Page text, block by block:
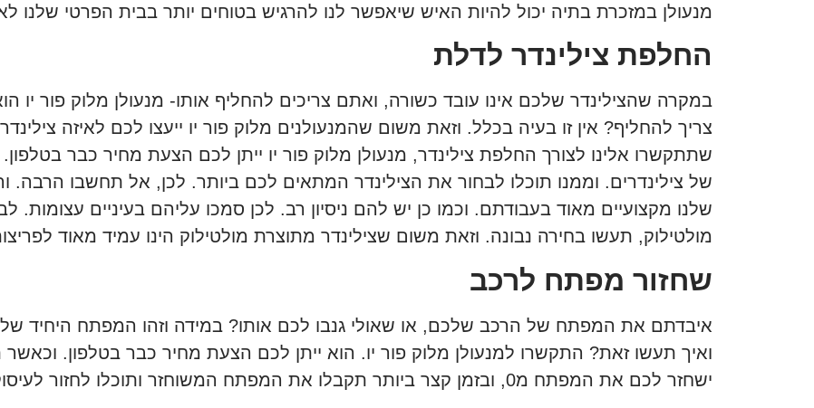
מנעולן במזכרת בתיה יכול להיות האיש שיאפשר לנו להרגיש בטוחים יותר בבית הפרטי שלנו
החלפת צילינדר לדלת
במקרה שהצילינדר שלכם אינו עובד כשורה, ואתם צריכים להחליף אותו- מנעולן מלוק פור יו
צריך להחליף? אין זו בעיה בכלל. וזאת משום שהמנעולנים מלוק פור יו ייעצו לכם לאיזה
שתתקשרו אלינו לצורך החלפת צילינדר, מנעולן מלוק פור יו ייתן לכם הצעת מחיר כבר
של צילינדרים. וממנו תוכלו לבחור את הצילינדר המתאים לכם ביותר. לכן, אל תחשבו הרבה.
שלנו מקצועיים מאוד בעבודתם. וכמו כן יש להם ניסיון רב. לכן סמכו עליהם בעיניים עצומות.
מולטילוק, תעשו בחירה נבונה. וזאת משום שצילינדר מתוצרת מולטילוק הינו עמיד מאוד
שחזור מפתח לרכב
איבדתם את המפתח של הרכב שלכם, או שאולי גנבו לכם אותו? במידה וזהו המפתח היחיד
ואיך תעשו זאת? התקשרו למנעולן מלוק פור יו. הוא ייתן לכם הצעת מחיר כבר בטלפון. וכאשר
ישחזר לכם את המפתח מ0, ובזמן קצר ביותר תקבלו את המפתח המשוחזר ותוכלו לחזור לעיסוקים שלכם.